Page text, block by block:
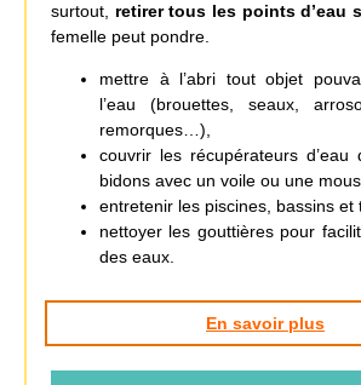
surtout, retirer tous les points d’eau
femelle peut pondre.
mettre à l’abri tout objet
l’eau (brouettes, seaux,
remorques…),
couvrir les récupérateurs
bidons avec un voile ou une
entretenir les piscines, bassins et
nettoyer les gouttières pour
des eaux.
En savoir plus